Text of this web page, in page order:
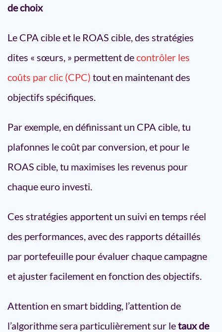
de choix
Le CPA cible et le ROAS cible, des stratégies
dites « sœurs, » permettent decontrôler les
coûts par clic (CPC) tout en maintenant des
objectifs spécifiques.
Par exemple, en définissant un CPA cible, tu
plafonnes le coût par conversion, et pour le
ROAS cible, tu maximises les revenus pour
chaque euro investi.
Ces stratégies apportent un suivi en temps réel
des performances, avec des rapports détaillés
par portefeuille pour évaluer chaque campagne
et ajuster facilement en fonction des objectifs.
Attention en smart bidding, l’attention de
l’algorithme sera particulièrement sur letaux de